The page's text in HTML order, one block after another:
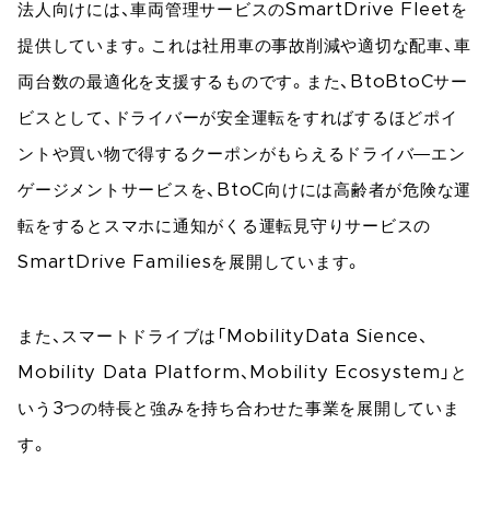
法人向けには、車両管理サービスのSmartDrive Fleetを
提供しています。これは社用車の事故削減や適切な配車、車
両台数の最適化を支援するものです。また、BtoBtoCサー
ビスとして、ドライバーが安全運転をすればするほどポイ
ントや買い物で得するクーポンがもらえるドライバ―エン
ゲージメントサービスを、BtoC向けには高齢者が危険な運
転をするとスマホに通知がくる運転見守りサービスの
SmartDrive Familiesを展開しています。
また、スマートドライブは「MobilityData Sience、
Mobility Data Platform、Mobility Ecosystem」と
いう3つの特長と強みを持ち合わせた事業を展開していま
す。